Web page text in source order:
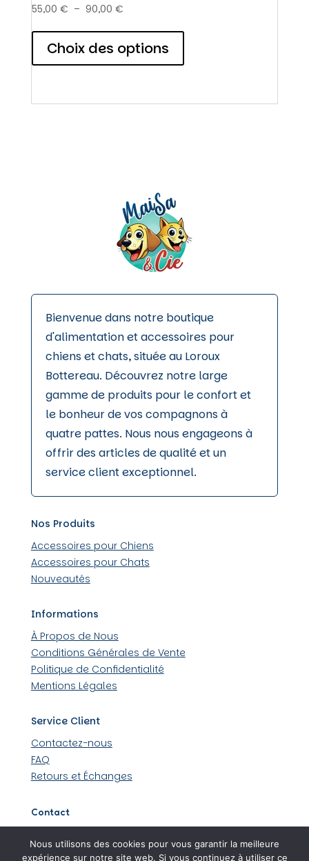
55,00 € – 90,00 €Plage
prix :
55,00 €
Choix des options
Les
du
produit
Bienvenue dans notre boutique
d'alimentation et accessoires pour
chiens et chats, située au Loroux
Bottereau. Découvrez notre large
gamme de produits pour le confort et
le bonheur de vos compagnons à
quatre pattes. Nous nous engageons à
offrir des articles de qualité et un
service client exceptionnel.
Nos Produits
Accessoires pour Chiens
Accessoires pour Chats
Nouveautés
Informations
À Propos de Nous
Conditions Générales de Vente
Politique de Confidentialité
Mentions Légales
Service Client
Contactez-nous
FAQ
Retours et Échanges
Contact
06 45 48 36 99
Nous utilisons des cookies pour vous garantir la meilleure
expérience sur notre site web. Si vous continuez à utiliser ce